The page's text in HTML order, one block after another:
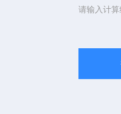
请输入计